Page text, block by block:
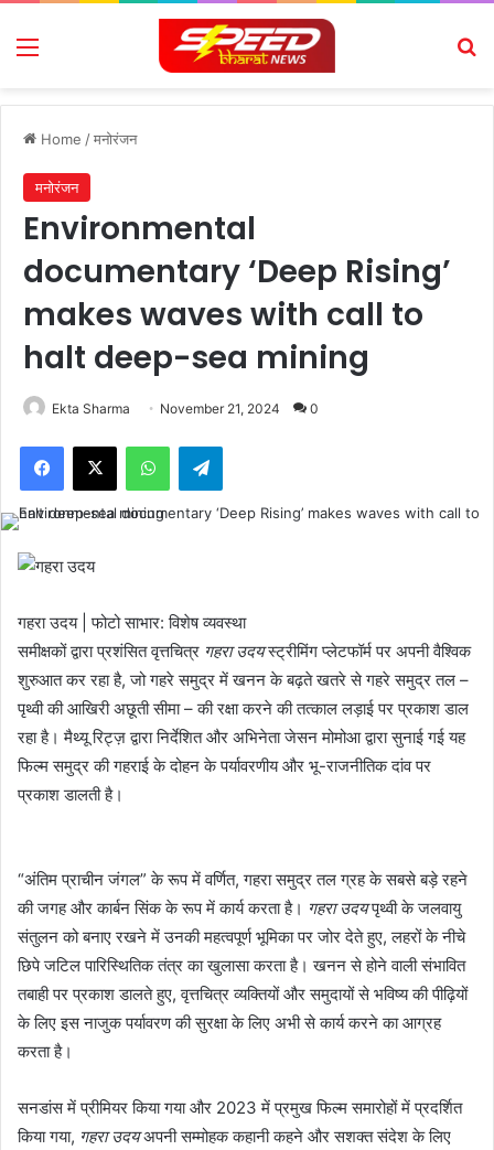
Menu
Home /मनोरंजन
मनोरंजन
Environmental
documentary ‘Deep Rising’
makes waves with call to
halt deep-sea mining
Ekta Sharma November 21, 2024 0
Facebook
X WhatsAppTelegram
गहरा उदय | फोटो साभार: विशेष व्यवस्था
समीक्षकों द्वारा प्रशंसित वृत्तचित्र गहरा उदयस्ट्रीमिंग प्लेटफॉर्म पर अपनी वैश्विक
शुरुआत कर रहा है, जो गहरे समुद्र में खनन के बढ़ते खतरे से गहरे समुद्र तल –
पृथ्वी की आखिरी अछूती सीमा – की रक्षा करने की तत्काल लड़ाई पर प्रकाश डाल
रहा है। मैथ्यू रिट्ज़ द्वारा निर्देशित और अभिनेता जेसन मोमोआ द्वारा सुनाई गई यह
फिल्म समुद्र की गहराई के दोहन के पर्यावरणीय और भू-राजनीतिक दांव पर
प्रकाश डालती है।
“अंतिम प्राचीन जंगल” के रूप में वर्णित, गहरा समुद्र तल ग्रह के सबसे बड़े रहने
की जगह और कार्बन सिंक के रूप में कार्य करता है। गहरा उदयपृथ्वी के जलवायु
संतुलन को बनाए रखने में उनकी महत्वपूर्ण भूमिका पर जोर देते हुए, लहरों के नीचे
छिपे जटिल पारिस्थितिक तंत्र का खुलासा करता है। खनन से होने वाली संभावित
तबाही पर प्रकाश डालते हुए, वृत्तचित्र व्यक्तियों और समुदायों से भविष्य की पीढ़ियों
के लिए इस नाजुक पर्यावरण की सुरक्षा के लिए अभी से कार्य करने का आग्रह
करता है।
सनडांस में प्रीमियर किया गया और 2023 में प्रमुख फिल्म समारोहों में प्रदर्शित
किया गया, गहरा उदयअपनी सम्मोहक कहानी कहने और सशक्त संदेश के लिए